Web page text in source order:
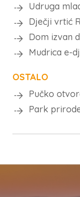
Udruga
Dječji vrtić
Dom izvan
Mudrica e-
OSTALO
Pučko
Park